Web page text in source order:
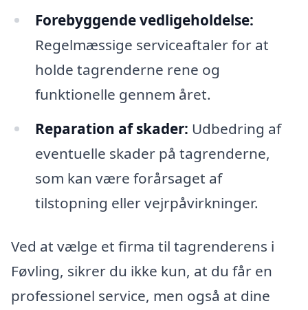
Forebyggende vedligeholdelse:
Regelmæssige serviceaftaler for at
holde tagrenderne rene og
funktionelle gennem året.
Reparation af skader: Udbedring af
eventuelle skader på tagrenderne,
som kan være forårsaget af
tilstopning eller vejrpåvirkninger.
Ved at vælge et firma til tagrenderens i
Føvling, sikrer du ikke kun, at du får en
professionel service, men også at dine